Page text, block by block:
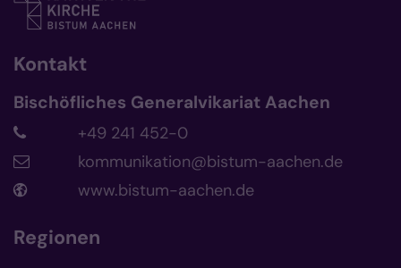
Kontakt
Bischöfliches Generalvikariat Aachen
+49 241 452-0
kommunikation@bistum-aachen.de
www.bistum-aachen.de
Regionen